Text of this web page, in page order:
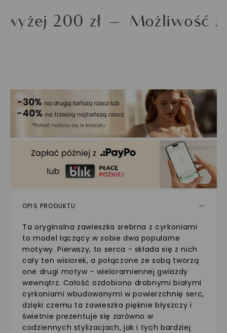
200 zł Możliwość
OPIS PRODUKTU
Ta oryginalna zawieszka srebrna z cyrkoniami
to model łączący w sobie dwa popularne
motywy. Pierwszy, to serca - składa się z nich
cały ten wisiorek, a połączone ze sobą tworzą
one drugi motyw - wieloramiennej gwiazdy
wewnątrz. Całość ozdobiono drobnymi białymi
cyrkoniami wbudowanymi w powierzchnię serc,
dzięki czemu ta zawieszka pięknie błyszczy i
świetnie prezentuje się zarówno w
codziennych stylizacjach, jak i tych bardziej